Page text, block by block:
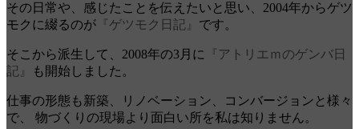
その日常や、感じたことを伝えたいと思い、2004年からゲツ
モクに綴るのが 『ゲツモク日記』 です。
そこから派生して、2008年の3月に
『アトリエｍのゲンバ日
記』
も開始しました。
仕事の形態も新築、リノベーション、コンバージョンと様々
で、 物づくりの現場より面白い所を私は知りません。